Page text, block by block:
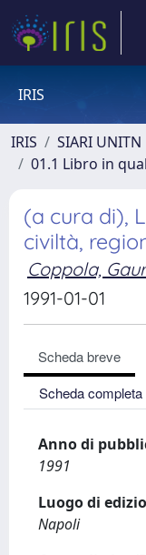
IRIS
IRIS SIARI UNITN
01.1 Libro in
(a cura di),
civiltà,
Coppola,
1991-01-01
Scheda breve
Scheda completa
Anno di
1991
Luogo di
Napoli